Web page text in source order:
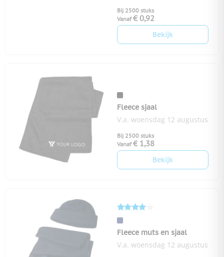
Bij 2500 stuks
Vanaf € 0,92
Bekijk
Fleece sjaal
V.a. woensdag 12 augustus
Bij 2500 stuks
Vanaf € 1,38
Bekijk
Fleece muts en sjaal
V.a. woensdag 12 augustus